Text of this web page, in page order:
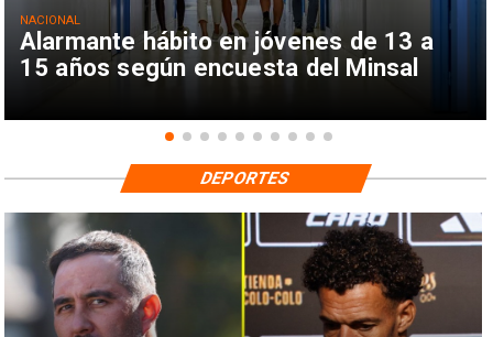
Alarmante hábito en jóvenes de 13 a
15 años según encuesta del Minsal
NACIONAL
DEPORTES